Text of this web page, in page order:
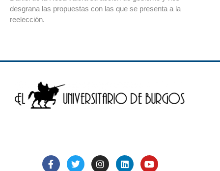
desgrana las propuestas con las que se presenta a la
reelección.